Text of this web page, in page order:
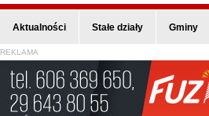
Aktualności Stałe działy Gminy
REKLAMA